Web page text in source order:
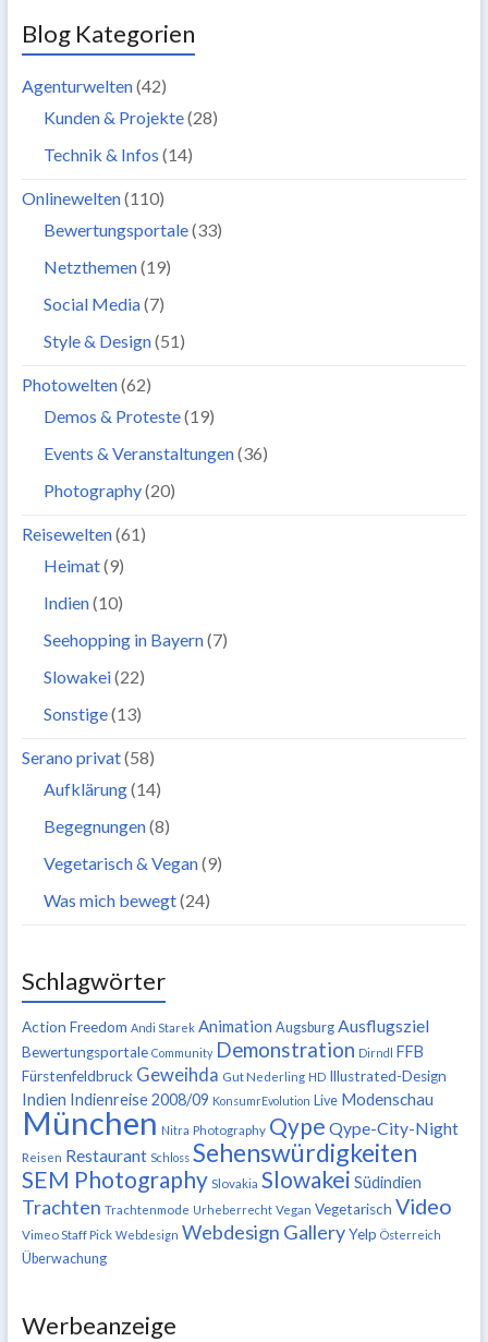
Blog Kategorien
Agenturwelten(42)
Kunden & Projekte(28)
Technik & Infos (14)
Onlinewelten(110)
Bewertungsportale(33)
Netzthemen(19)
Social Media(7)
Style & Design(51)
Photowelten(62)
Demos & Proteste(19)
Events & Veranstaltungen(36)
Photography(20)
Reisewelten(61)
Heimat(9)
Indien(10)
Seehopping in Bayern(7)
Slowakei(22)
Sonstige(13)
Serano privat(58)
Aufklärung(14)
Begegnungen(8)
Vegetarisch & Vegan(9)
Was mich bewegt(24)
Schlagwörter
Action Freedom Andi Starek Animation Augsburg Ausflugsziel
Bewertungsportale Community Demonstration Dirndl FFB
Fürstenfeldbruck Geweihda Gut Nederling HD Illustrated-Design
Indien Indienreise 2008/09 KonsumrEvolution Live Modenschau
München Nitra Photography Qype Qype-City-Night
Reisen Restaurant Schloss Sehenswürdigkeiten
SEM Photography Slovakia Slowakei Südindien
Trachten Trachtenmode Urheberrecht Vegan Vegetarisch Video
Vimeo Staff Pick Webdesign Webdesign Gallery Yelp Österreich
Überwachung
Werbeanzeige